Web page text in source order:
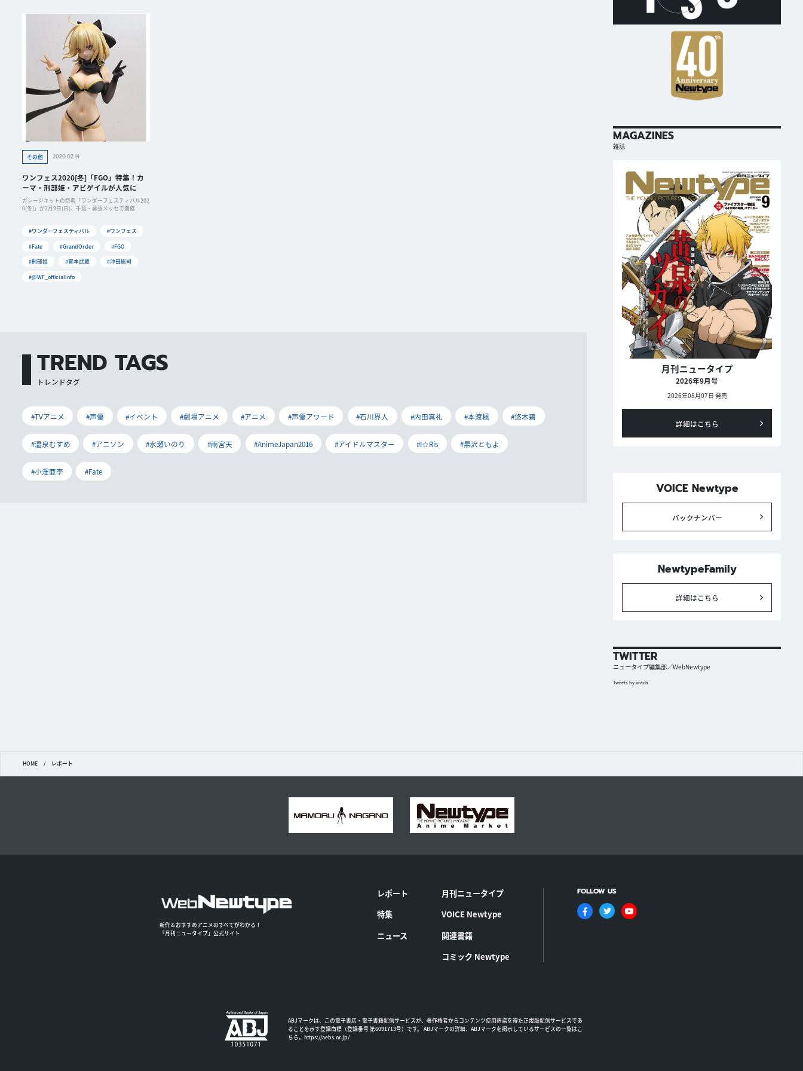
その他 2020.02.14
ワンフェス2020[冬]「FGO」特集！カ
ーマ・刑部姫・アビゲイルが人気に
ガレージキットの祭典「ワンダーフェスティバル202
0[冬]」が2月9日(日)、千葉・幕張メッセで開催
#ワンダーフェスティバル
#ワンフェス
#Fate
#GrandOrder
#FGO
#刑部姫
#宮本武蔵
#沖田総司
#@WF_officialinfo
TREND TAGS
トレンドタグ
#TVアニメ #声優 #イベント #劇場アニメ #アニメ #声優アワード #石川界人 #内田真礼 #本渡楓 #悠木碧
#温泉むすめ #アニソン #水瀬いのり #雨宮天 #AnimeJapan2016 #アイドルマスター #I☆Ris #黒沢ともよ
#小澤亜李 #Fate
MAGAZINES
雑誌
月刊ニュータイプ
2026年9月号
2026年08月07日 発売
詳細はこちら
VOICE Newtype
バックナンバー
NewtypeFamily
詳細はこちら
TWITTER
ニュータイプ編集部／WebNewtype
Tweets by antch
HOME / レポート
新作＆おすすめアニメのすべてがわかる！
「月刊ニュータイプ」公式サイト
レポート
特集
ニュース
月刊ニュータイプ
VOICE Newtype
関連書籍
コミック Newtype
FOLLOW US
ABJマークは、この電子書店・電子書籍配信サービスが、著作権者からコンテンツ使用許諾を得た正規版配信サービスであ
ることを示す登録商標（登録番号 第6091713号）です。 ABJマークの詳細、ABJマークを掲示しているサービスの一覧はこ
ちら。 https://aebs.or.jp/